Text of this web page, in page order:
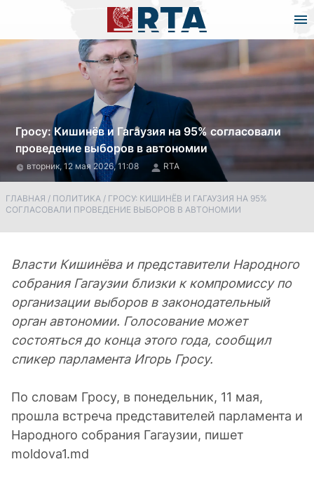
Гросу: Кишинёв и Гагаузия на 95% согласовали
проведение выборов в автономии
вторник, 12 мая 2026, 11:08 RTA
ГЛАВНАЯ / ПОЛИТИКА / ГРОСУ: КИШИНЁВ И ГАГАУЗИЯ НА 95%
СОГЛАСОВАЛИ ПРОВЕДЕНИЕ ВЫБОРОВ В АВТОНОМИИ
Власти Кишинёва и представители Народного
собрания Гагаузии близки к компромиссу по
организации выборов в законодательный
орган автономии. Голосование может
состояться до конца этого года, сообщил
спикер парламента Игорь Гросу.
По словам Гросу, в понедельник, 11 мая,
прошла встреча представителей парламента и
Народного собрания Гагаузии, пишет
moldova1.md